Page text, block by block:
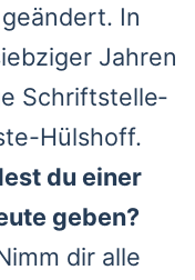
In
Jah­ren
Schrift­stel­le­
Hüls­hoff.
du einer
geben?
dir alle